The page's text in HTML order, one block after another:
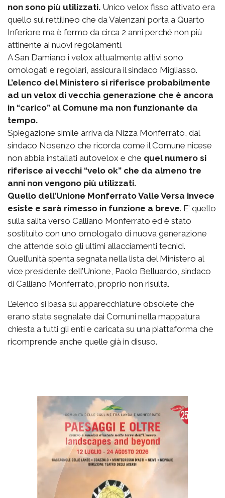
non sono più utilizzati. Unico velox fisso attivato era
quello sul rettilineo che da Valenzani porta a Quarto
Inferiore ma è fermo da circa 2 anni perché non più
attinente ai nuovi regolamenti.
A San Damiano i velox attualmente attivi sono
omologati e regolari, assicura il sindaco Migliasso.
L’elenco del Ministero si riferisce probabilmente
ad un velox di vecchia generazione che è ancora
in “carico” al Comune ma non funzionante da
tempo.
Spiegazione simile arriva da Nizza Monferrato, dal
sindaco Nosenzo che ricorda come il Comune nicese
non abbia installati autovelox e che quel numero si
riferisce ai vecchi “velo ok” che da almeno tre
anni non vengono più utilizzati.
Quello dell’Unione Monferrato Valle Versa invece
esiste e sarà rimesso in funzione a breve. E’ quello
sulla salita verso Calliano Monferrato ed è stato
sostituito con uno omologato di nuova generazione
che attende solo gli ultimi allacciamenti tecnici.
Quell’unità spenta segnata nella lista del Ministero al
vice presidente dell’Unione, Paolo Belluardo, sindaco
di Calliano Monferrato, proprio non risulta.
L’elenco si basa su apparecchiature obsolete che
erano state segnalate dai Comuni nella mappatura
chiesta a tutti gli enti e caricata su una piattaforma che
ricomprende anche quelle già in disuso.